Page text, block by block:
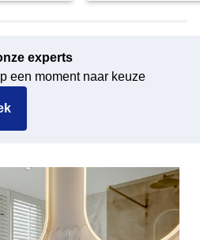
experts
een moment naar keuze